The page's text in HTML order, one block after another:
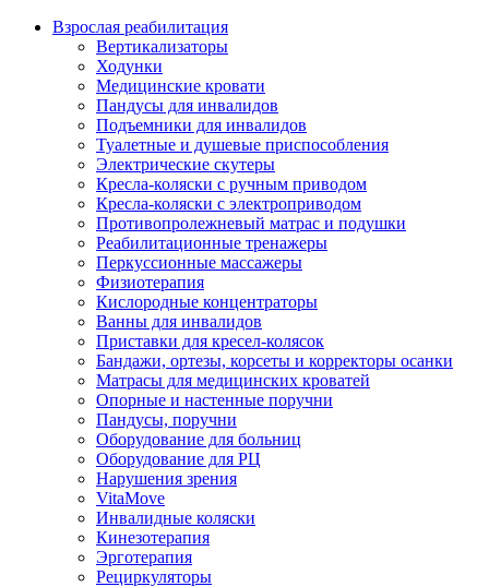
Взрослая реабилитация
Вертикализаторы
Ходунки
Медицинские кровати
Пандусы для инвалидов
Подъемники для инвалидов
Туалетные и душевые приспособления
Электрические скутеры
Кресла-коляски с ручным приводом
Кресла-коляски с электроприводом
Противопролежневый матрас и подушки
Реабилитационные тренажеры
Перкуссионные массажеры
Физиотерапия
Кислородные концентраторы
Ванны для инвалидов
Приставки для кресел-колясок
Бандажи, ортезы, корсеты и корректоры осанки
Матрасы для медицинских кроватей
Опорные и настенные поручни
Пандусы, поручни
Оборудование для больниц
Оборудование для РЦ
Нарушения зрения
VitaMove
Инвалидные коляски
Кинезотерапия
Эрготерапия
Рециркуляторы